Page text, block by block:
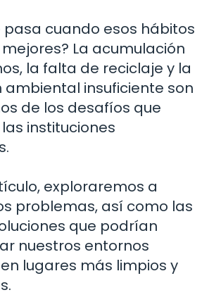
pasa cuando esos hábitos
La acumulación
la falta de reciclaje y la
ambiental insuficiente son
de los desafíos que
instituciones
exploraremos a
problemas, así como las
que podrían
nuestros entornos
lugares más limpios y